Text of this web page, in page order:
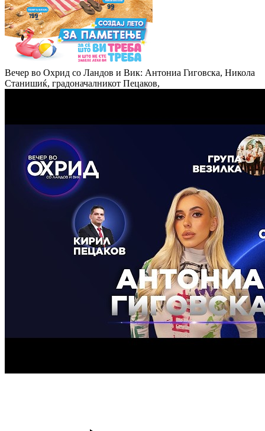
Вечер во Охрид со Ландов и Вик: Антониа Гиговска, Никола
Станишиќ, градоначалникот Пецаков,